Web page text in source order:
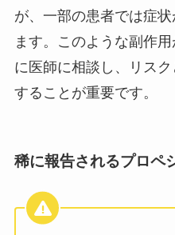
が、一部の患者では症
ます。このような副作
に医師に相談し、リス
することが重要です。
稀に報告されるプロペ